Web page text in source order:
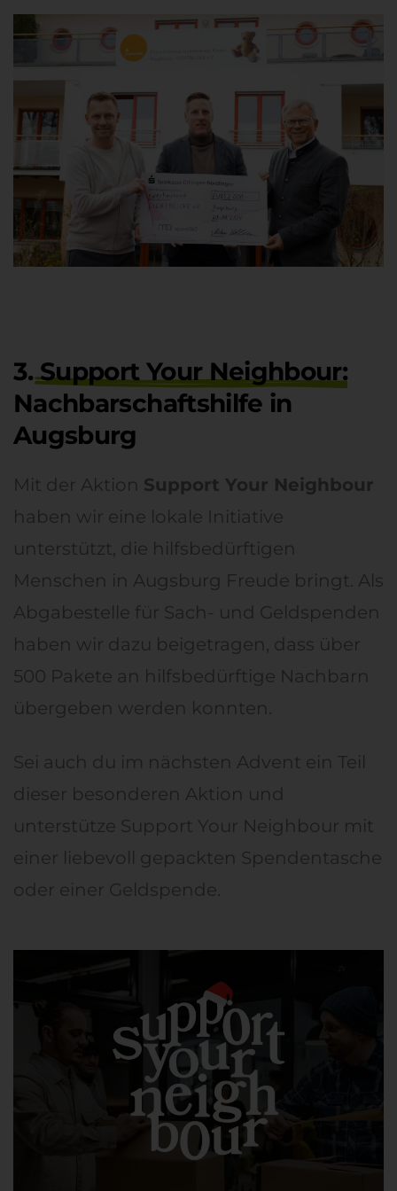
3.Support Your Neighbour:
Nachbarschaftshilfe in
Augsburg
Mit der Aktion Support Your Neighbour
haben wir eine lokale Initiative
unterstützt, die hilfsbedürftigen
Menschen in Augsburg Freude bringt. Als
Abgabestelle für Sach- und Geldspenden
haben wir dazu beigetragen, dass über
500 Pakete an hilfsbedürftige Nachbarn
übergeben werden konnten.
Sei auch du im nächsten Advent ein Teil
dieser besonderen Aktion und
unterstütze Support Your Neighbour mit
einer liebevoll gepackten Spendentasche
oder einer Geldspende.